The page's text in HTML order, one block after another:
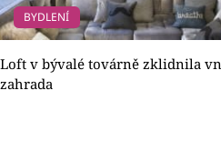
BYDLENÍ
Loft v bývalé továrně zklidnila
zahrada